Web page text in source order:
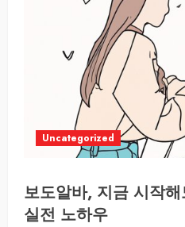
Uncategorized
보도알바, 지금 시작
실전 노하우